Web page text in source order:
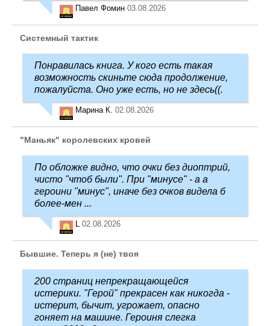
Павел Фомин 03.08.2026
Системный тактик
Понравилась книга. У кого есть такая
возможность скиньте сюда продолжение,
пожалуйста. Оно уже есть, но не здесь((.
Марина К. 02.08.2026
"Маньяк" королевских кровей
По обложке видно, что очки без диоптрий,
чисто "чтоб были". При "минусе" - а а
героини "минус", иначе без очков видела б
более-мен ...
L 02.08.2026
Бывшие. Теперь я (не) твоя
200 страниц непрекращающейся
истерики. "Герой" прекрасен как никогда -
истерит, бычит, угрожает, опасно
гоняет на машине. Героиня слегка